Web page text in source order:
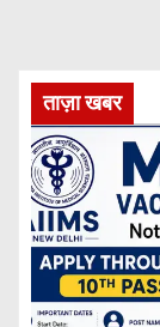
ताज़ा खबर